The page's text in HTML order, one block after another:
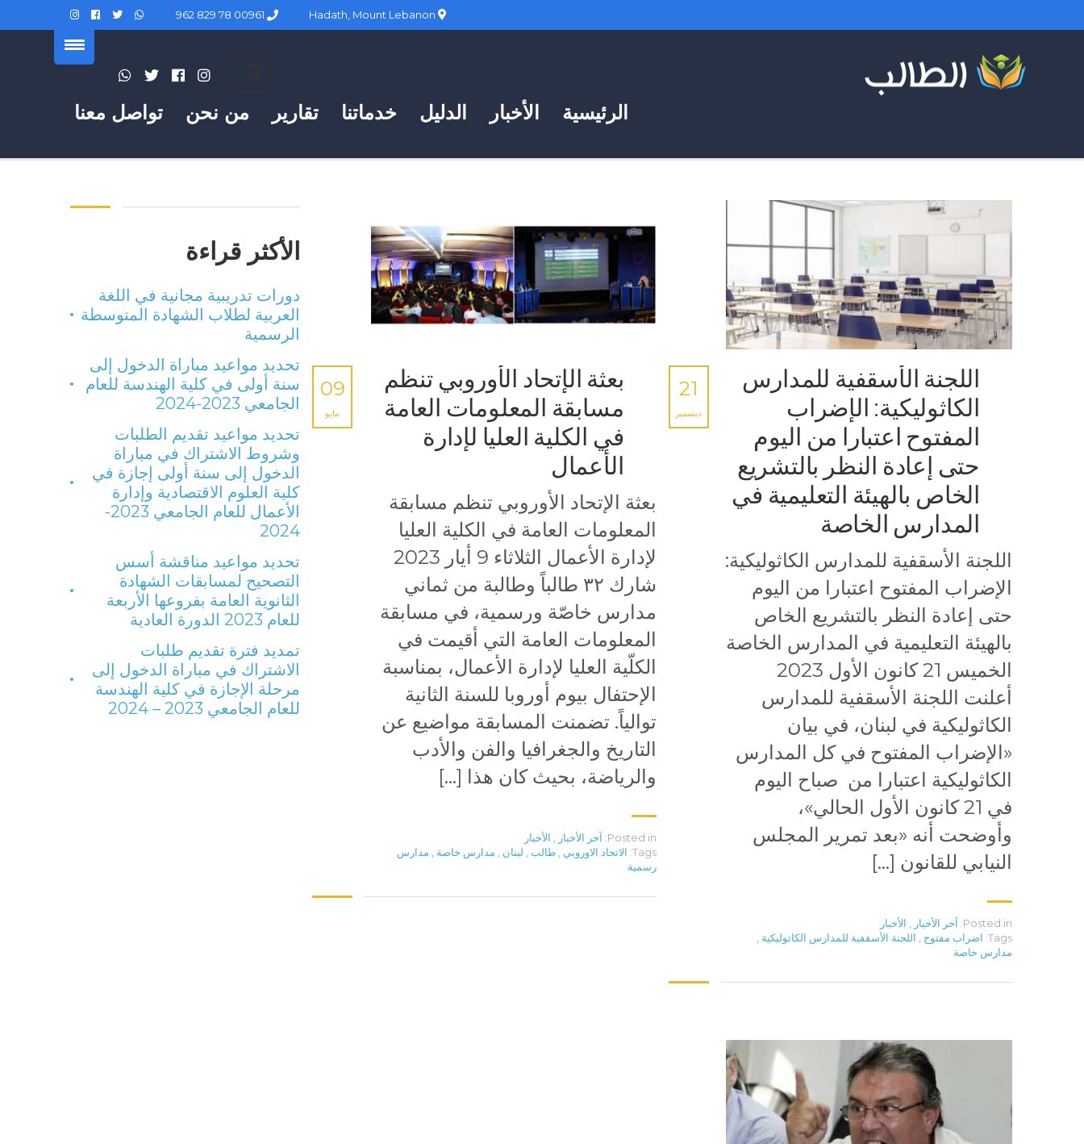
تواصل معنا من نحن تقارير خدماتنا الدليل الأخبار الرئيسية
اللجنة الأسقفية للمدارس
الكاثوليكية: الإضراب
المفتوح اعتبارا من اليوم
حتى إعادة النظر بالتشريع
الخاص بالهيئة التعليمية في
المدارس الخاصة
21
ديسمبر
اللجنة الأسقفية للمدارس الكاثوليكية:
الإضراب المفتوح اعتبارا من اليوم
حتى إعادة النظر بالتشريع الخاص
بالهيئة التعليمية في المدارس الخاصة
الخميس 21 كانون الأول 2023
أعلنت اللجنة الأسقفية للمدارس
الكاثوليكية في لبنان، في بيان
«الإضراب المفتوح في كل المدارس
الكاثوليكية اعتبارا من صباح اليوم
في 21 كانون الأول الحالي»،
وأوضحت أنه «بعد تمرير المجلس
النيابي للقانون […]
Posted in: آخر الأخبار
الأخبار
Tags: اضراب مفتوح اللجنة الأسقفية للمدارس الكاثوليكية
مدارس خاصة
بعثة الإتحاد الأوروبي تنظم
مسابقة المعلومات العامة
في الكلية العليا لإدارة
الأعمال
09
مايو
بعثة الإتحاد الأوروبي تنظم مسابقة
المعلومات العامة في الكلية العليا
لإدارة الأعمال الثلاثاء 9 أيار 2023
شارك ٣٢ طالباً وطالبة من ثماني
مدارس خاصّة ورسمية، في مسابقة
المعلومات العامة التي أقيمت في
الكلّية العليا لإدارة الأعمال، بمناسبة
الإحتفال بيوم أوروبا للسنة الثانية
توالياً. تضمنت المسابقة مواضيع عن
التاريخ والجغرافيا والفن والأدب
والرياضة، بحيث كان هذا […]
Posted in: آخر الأخبار
الأخبار
Tags: الاتحاد الاوروبي طالب لبنان مدارس خاصة
مدارس
رسمية
الأكثر قراءة
دورات تدريبية مجانية في اللغة
العربية لطلاب الشهادة المتوسطة
الرسمية
تحديد مواعيد مباراة الدخول إلى
سنة أولى في كلية الهندسة للعام
الجامعي 2023-2024
تحديد مواعيد تقديم الطلبات
وشروط الاشتراك في مباراة
الدخول إلى سنة أولى إجازة في
كلية العلوم الاقتصادية وإدارة
الأعمال للعام الجامعي 2023-
2024
تحديد مواعيد مناقشة أسس
التصحيح لمسابقات الشهادة
الثانوية العامة بفروعها الأربعة
للعام 2023 الدورة العادية
تمديد فترة تقديم طلبات
الاشتراك في مباراة الدخول إلى
مرحلة الإجازة في كلية الهندسة
للعام الجامعي 2023 – 2024